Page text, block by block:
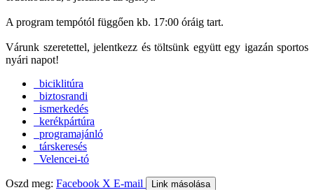
A program tempótól függően kb. 17:00 óráig tart.
Várunk szeretettel, jelentkezz és töltsünk együtt egy igazán sportos
nyári napot!
biciklitúra
biztosrandi
ismerkedés
kerékpártúra
programajánló
társkeresés
Velencei-tó
Oszd meg: Facebook X E-mail Link másolása